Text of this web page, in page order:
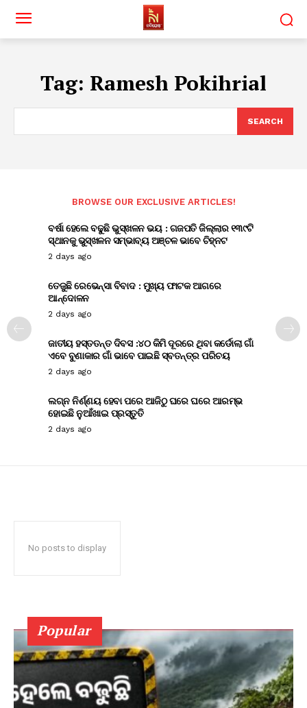
Tag: Ramesh Pokihrial
SEARCH
BROWSE OUR EXCLUSIVE ARTICLES!
ବର୍ଷା ହେଲେ ବଢୁଛି ଭୁସ୍ଖଳନ ଭୟ : ଗଜପତି ଜିଲ୍ଲାର ୧୩୯ଟି
ସ୍ଥାନକୁ ଭୁସ୍ଖଳନ ସମ୍ଭାବ୍ୟ ଅଞ୍ଚଳ ଭାବେ ଚିହ୍ନଟ
2 days ago
ତେଜୁଛି ରେଭେନ୍ସା ବିବାଦ : ମୁଖ୍ୟ ଫାଟକ ଆଗରେ
ଆନ୍ଦୋଳନ
2 days ago
ଜାତୀୟ ହସ୍ତତନ୍ତ ଦିବସ :୪୦ କିମି ଦୂରରେ ଥିବା କର୍ଡୋଲା ଗାଁ
ଏବେ ବୁଣାକାର ଗାଁ ଭାବେ ପାଇଛି ସ୍ବତନ୍ତ୍ର ପରିଚୟ
2 days ago
ଲଗ୍ନ ନିର୍ଣ୍ଣୟ ହେବା ପରେ ଆଜିଠୁ ଘରେ ଘରେ ଆରମ୍ଭ
ହୋଇଛି ନୁଆଁଖାଇ ପ୍ରସ୍ତୁତି
2 days ago
No posts to display
Popular